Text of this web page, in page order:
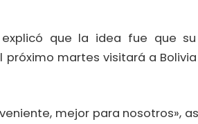
explicó que la idea fue que
martes visitará a Bolivia
mejor para nosotros»,